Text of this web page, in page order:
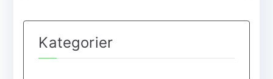
Kategorier